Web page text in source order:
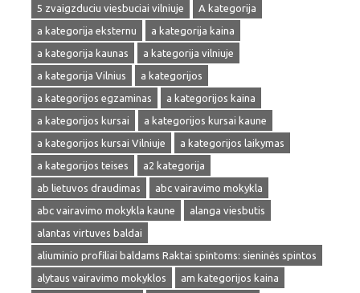
5 zvaigzduciu viesbuciai vilniuje
A kategorija
a kategorija eksternu
a kategorija kaina
a kategorija kaunas
a kategorija vilniuje
a kategorija Vilnius
a kategorijos
a kategorijos egzaminas
a kategorijos kaina
a kategorijos kursai
a kategorijos kursai kaune
a kategorijos kursai Vilniuje
a kategorijos laikymas
a kategorijos teises
a2 kategorija
ab lietuvos draudimas
abc vairavimo mokykla
abc vairavimo mokykla kaune
alanga viesbutis
alantas virtuves baldai
aliuminio profiliai baldams Raktai spintoms: sieninės spintos
alytaus vairavimo mokyklos
am kategorijos kaina